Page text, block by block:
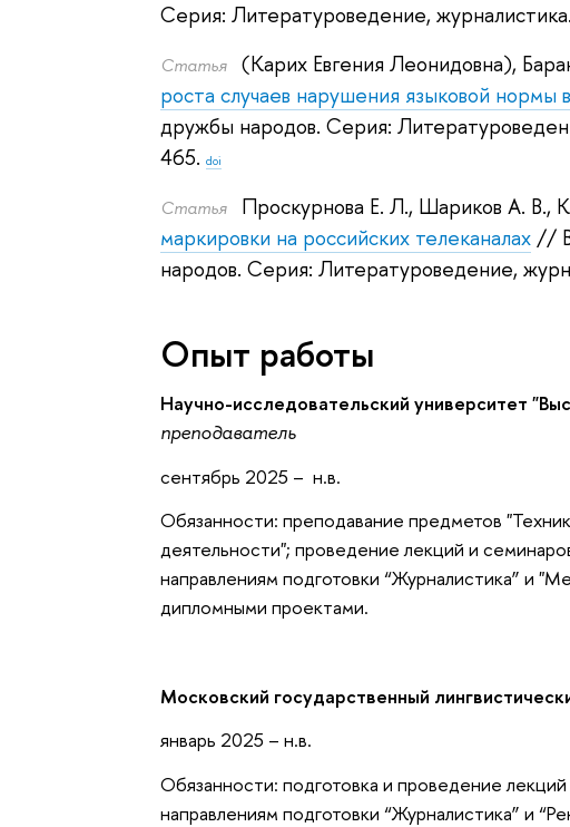
Серия: Литературоведение,
Статья (Карих Евгения Леонидовна),
роста случаев нарушения языковой
дружбы народов. Серия:
465. doi
Статья Проскурнова Е. Л., Шариков А. В.,
маркировки на российских телеканалах //
народов. Серия: Литературоведение,
Опыт работы
Научно-исследовательский университет
преподаватель
сентябрь 2025 – н.в.
Обязанности: преподавание предметов
деятельности"; проведение лекций и
направлениям подготовки “Журналистика” и
дипломными проектами.
Московский государственный
январь 2025 – н.в.
Обязанности: подготовка и проведение
направлениям подготовки “Журналистика” и